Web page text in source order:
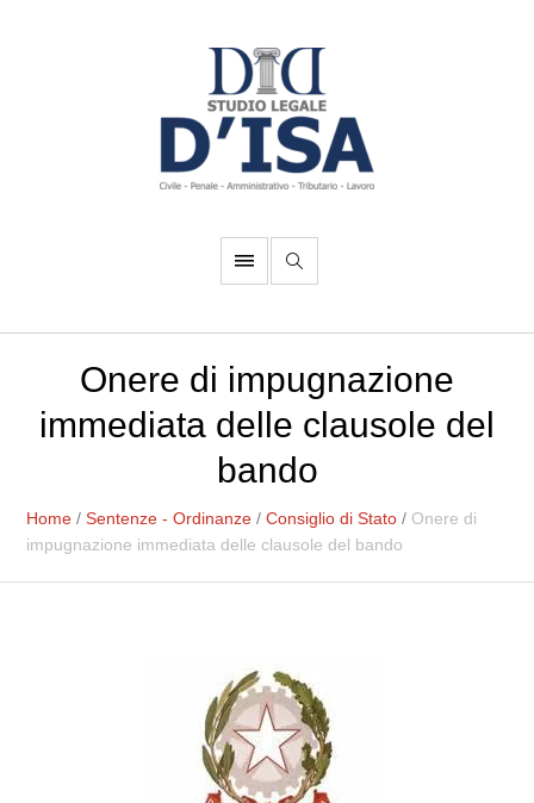
Onere di impugnazione
immediata delle clausole del
bando
Home /Sentenze - Ordinanze /Consiglio di Stato / Onere di
impugnazione immediata delle clausole del bando